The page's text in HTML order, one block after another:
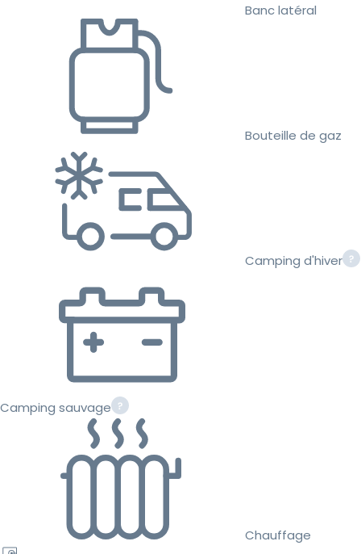
Banc latéral
Bouteille de gaz
Camping d'hiver
Camping sauvage
Chauffage